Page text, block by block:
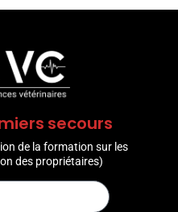
secours
de la formation sur les
des propriétaires)